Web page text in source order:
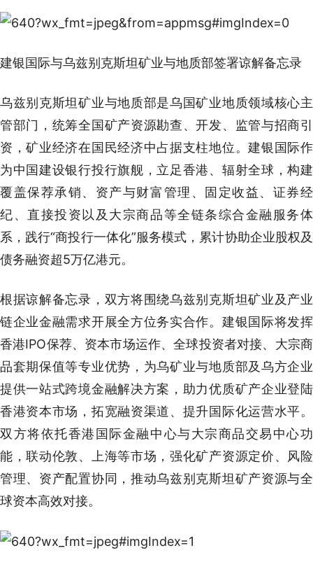
建银国际与乌兹别克斯坦矿业与地质部签署谅解备忘录
乌兹别克斯坦矿业与地质部是乌国矿业地质领域核心主
管部门，统筹全国矿产资源勘查、开发、监管与招商引
资，矿业经济在国民经济中占据支柱地位。建银国际作
为中国建设银行投行旗舰，立足香港、辐射全球，构建
覆盖保荐承销、资产与财富管理、固定收益、证券经
纪、直接投资以及大宗商品等全链条综合金融服务体
系，践行“商投行一体化”服务模式，累计协助企业股权及
债务融资超5万亿港元。
根据谅解备忘录，双方将围绕乌兹别克斯坦矿业及产业
链企业金融需求开展全方位务实合作。建银国际将发挥
香港IPO保荐、资本市场运作、全球投资者对接、大宗商
品套期保值等专业优势，为乌矿业与地质部及乌方企业
提供一站式跨境金融解决方案，助力优质矿产企业登陆
香港资本市场，拓宽融资渠道、提升国际化运营水平。
双方将依托香港国际金融中心与大宗商品交易中心功
能，联动伦敦、上海等市场，强化矿产资源定价、风险
管理、资产配置协同，推动乌兹别克斯坦矿产资源与全
球资本高效对接。